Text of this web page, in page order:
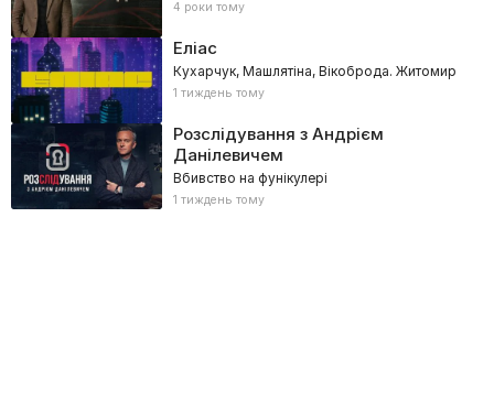
4 роки тому
Еліас
Кухарчук, Машлятіна, Вікоброда. Житомир
1 тиждень тому
Розслідування з Андрієм
Данілевичем
Вбивство на фунікулері
1 тиждень тому